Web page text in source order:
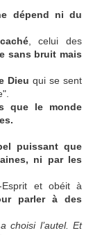
dépend ni du
, celui des
sans bruit mais
Dieu qui se sent
que le monde
puissant que
ni par les
Esprit et obéit à
parler à des
choisi l’autel. Et